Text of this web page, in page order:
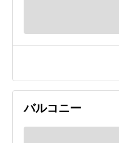
バルコニー